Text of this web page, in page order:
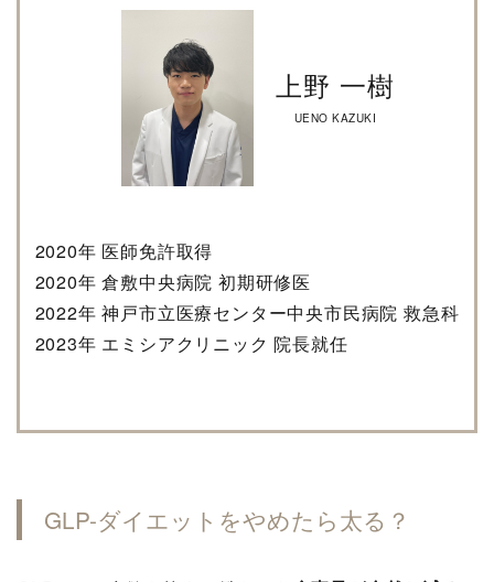
上野 一樹
UENO KAZUKI
2020年 医師免許取得
2020年 倉敷中央病院 初期研修医
2022年 神戸市立医療センター中央市民病院 救急科
2023年 エミシアクリニック 院長就任
GLP-ダイエットをやめたら太る？